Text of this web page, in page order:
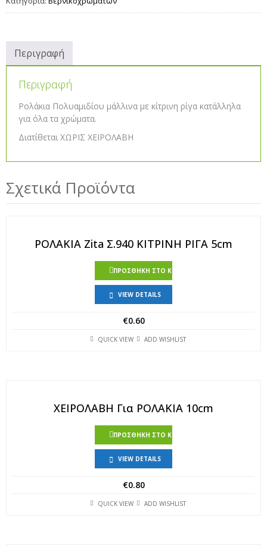
Περιγραφή
Περιγραφή
Ρολάκια Πολυαμιδίου μάλλινα με κίτρινη ρίγα κατάλληλα
για όλα τα χρώματα.
Διατίθεται ΧΩΡΙΣ ΧΕΙΡΟΛΑΒΗ
Σχετικά Προϊόντα
ΡΟΛΑΚΙΑ Zita Σ.940 ΚΙΤΡΙΝΗ ΡΙΓΑ 5cm
ΠΡΟΣΘΉΚΗ ΣΤΟ ΚΑΛΆΘΙ
VIEW DETAILS
€0.60
QUICK VIEW ADD WISHLIST
ΧΕΙΡΟΛΑΒΗ Για ΡΟΛΑΚΙΑ 10cm
ΠΡΟΣΘΉΚΗ ΣΤΟ ΚΑΛΆΘΙ
VIEW DETAILS
€0.80
QUICK VIEW ADD WISHLIST